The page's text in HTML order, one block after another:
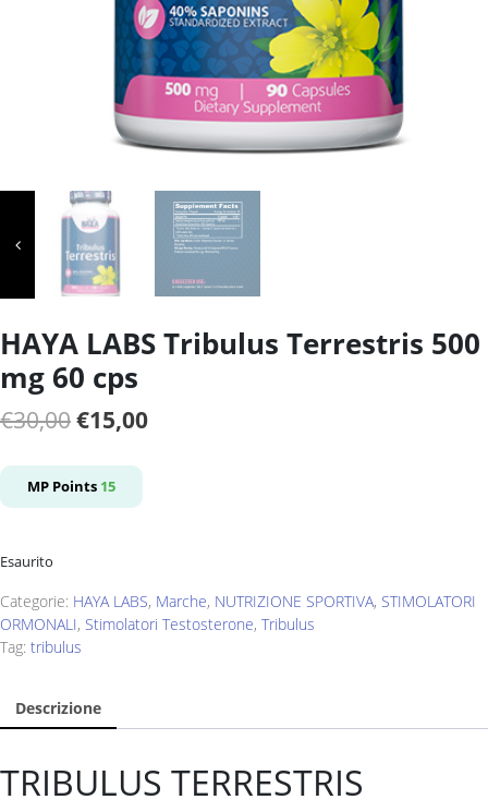
HAYA LABS Tribulus Terrestris 500
mg 60 cps
€30,00Il
originale
€15,00Il
MP Points 15
Esaurito
Categorie: HAYA LABS, Marche, NUTRIZIONE SPORTIVA, STIMOLATORI
ORMONALI, Stimolatori Testosterone, Tribulus
Tag: tribulus
Descrizione
TRIBULUS TERRESTRIS